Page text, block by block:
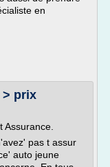
en
> prix
Assurance.
pas t assur
auto jeune